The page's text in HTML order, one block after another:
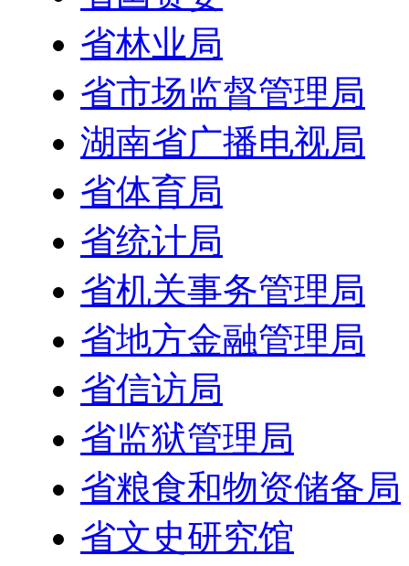
省林业局
省市场监督管理局
湖南省广播电视局
省体育局
省统计局
省机关事务管理局
省地方金融管理局
省信访局
省监狱管理局
省粮食和物资储备局
省文史研究馆